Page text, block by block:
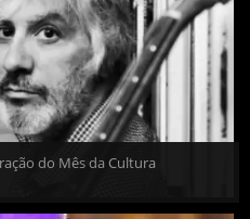
do Mês da Cultura